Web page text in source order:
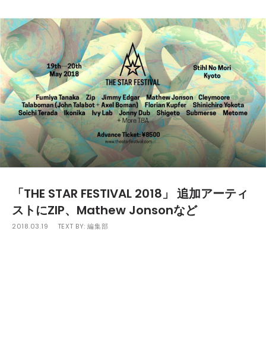
「THE STAR FESTIVAL 2018」 追加アーティ
ストにZIP、Mathew Jonsonなど
2018.03.19 TEXT BY:編集部